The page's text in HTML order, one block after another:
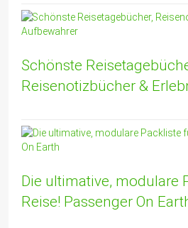
Schönste
Reisenotizbücher &
Die ultimative, modulare
Reise! Passenger On